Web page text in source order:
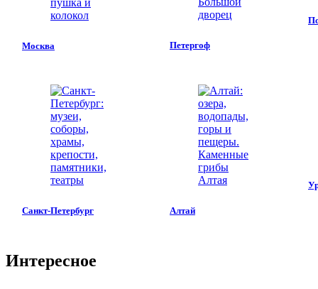
Москва Петергоф
Санкт-Петербург Алтай
Интересное